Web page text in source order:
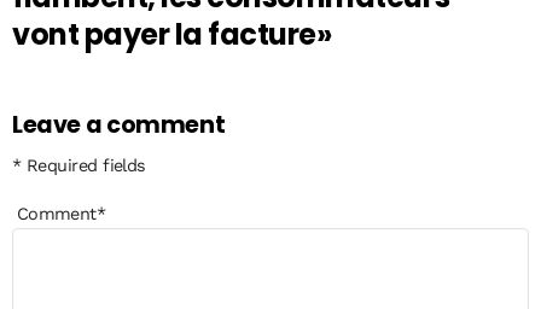
vont payer la facture»
Leave a comment
* Required fields
Comment*